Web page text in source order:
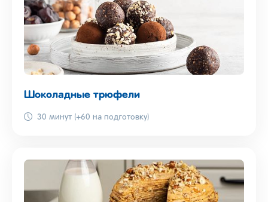
Шоколадные трюфели
30 минут (+60 на подготовку)